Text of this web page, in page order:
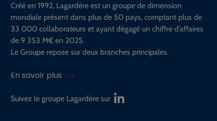
Créé en 1992, Lagardère est un groupe de dimension
mondiale présent dans plus de 50 pays, comptant plus de
33 000 collaborateurs et ayant dégagé un chiffre d’affaires
de 9 353 M€ en 2025.
Le Groupe repose sur deux branches principales.
En savoir plus
Suivez le groupe Lagardère sur